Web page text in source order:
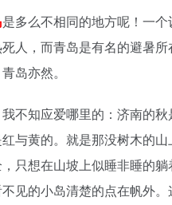
是多么不相同的地方呢！一
人，而青岛是有名的避暑
岛亦然。
不知应爱哪里的：济南的
与黄的。就是那没树木的
只想在山坡上似睡非睡的
见的小岛清楚的点在帆外